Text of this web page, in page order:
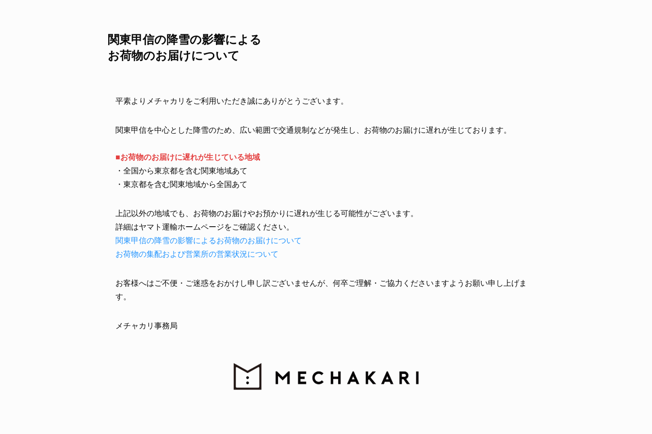
関東甲信の降雪の影響による
お荷物のお届けについて
平素よりメチャカリをご利用いただき誠にありがとうございます。
関東甲信を中心とした降雪のため、広い範囲で交通規制などが発生し、お荷物のお届けに遅れが生じております。
■お荷物のお届けに遅れが生じている地域
・全国から東京都を含む関東地域あて
・東京都を含む関東地域から全国あて
上記以外の地域でも、お荷物のお届けやお預かりに遅れが生じる可能性がございます。
詳細はヤマト運輸ホームページをご確認ください。
関東甲信の降雪の影響によるお荷物のお届けについて
お荷物の集配および営業所の営業状況について
お客様へはご不便・ご迷惑をおかけし申し訳ございませんが、何卒ご理解・ご協力くださいますようお願い申し上げま
す。
メチャカリ事務局